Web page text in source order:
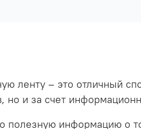
ленту – это отличный
но и за счет
информацию о